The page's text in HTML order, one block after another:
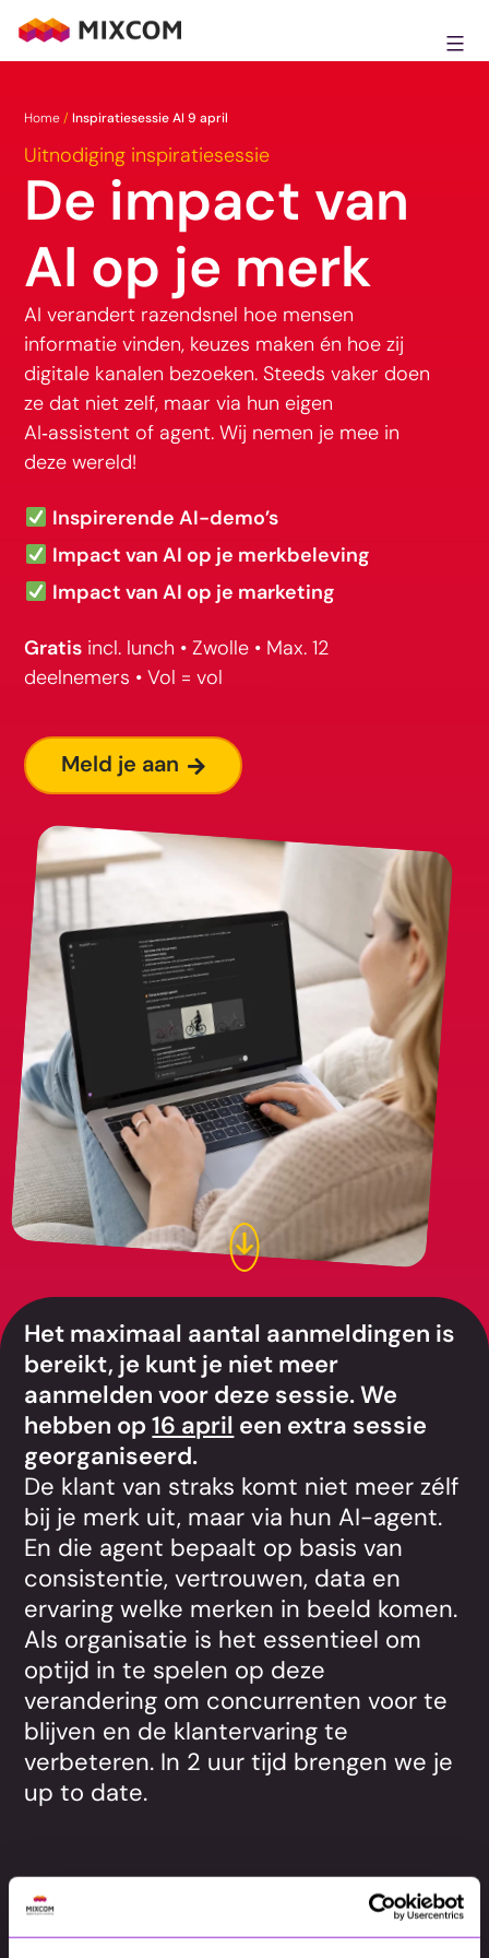
naar
MixCom
Home/Inspiratiesessie AI 9 april
Uitnodiging inspiratiesessie
De impact van
AI op je merk
AI verandert razendsnel hoe mensen
informatie vinden, keuzes maken én hoe zij
digitale kanalen bezoeken. Steeds vaker doen
ze dat niet zelf, maar via hun eigen
AI‑assistent of agent. Wij nemen je mee in
deze wereld!
Inspirerende AI-demo’s
Impact van AI op je merkbeleving
Impact van AI op je marketing
Gratis incl. lunch • Zwolle • Max. 12
deelnemers • Vol = vol
Meld je aan
Het maximaal aantal aanmeldingen is
bereikt, je kunt je niet meer
aanmelden voor deze sessie. We
hebben op16 april een extra sessie
georganiseerd.
De klant van straks komt niet meer zélf
bij je merk uit, maar via hun AI-agent.
En die agent bepaalt op basis van
consistentie, vertrouwen, data en
ervaring welke merken in beeld komen.
Als organisatie is het essentieel om
optijd in te spelen op deze
verandering om concurrenten voor te
blijven en de klantervaring te
verbeteren. In 2 uur tijd brengen we je
up to date.